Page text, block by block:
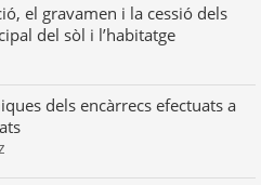
el gravamen i la cessió dels
del sòl i l’habitatge
dels encàrrecs efectuats a